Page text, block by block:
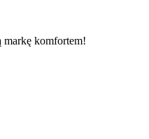
komfortem!